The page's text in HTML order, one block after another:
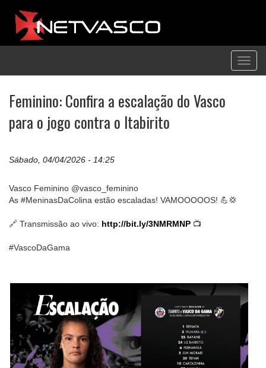
Feminino: Confira a escalação do Vasco
para o jogo contra o Itabirito
Sábado, 04/04/2026 - 14:25
Vasco Feminino @vasco_feminino
As #MeninasDaColina estão escaladas! VAMOOOOOS! 💪💢
🔗 Transmissão ao vivo: http://bit.ly/3NMRMNP 📺
#VascoDaGama